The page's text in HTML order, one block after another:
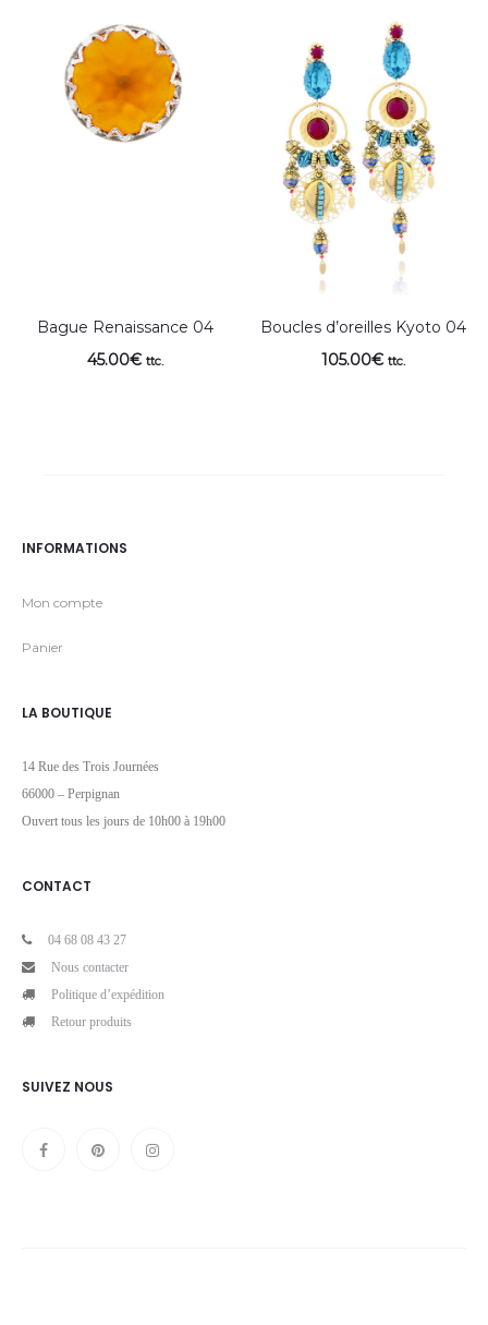
Bague Renaissance 04
45.00€ ttc.
Boucles d’oreilles Kyoto 04
105.00€ ttc.
INFORMATIONS
Mon compte
Panier
LA BOUTIQUE
14 Rue des Trois Journées
66000 – Perpignan
Ouvert tous les jours de 10h00 à 19h00
CONTACT
04 68 08 43 27
Nous contacter
Politique d’expédition
Retour produits
SUIVEZ NOUS